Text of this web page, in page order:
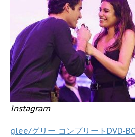
Instagram
glee/グリー コンプリートDVD-